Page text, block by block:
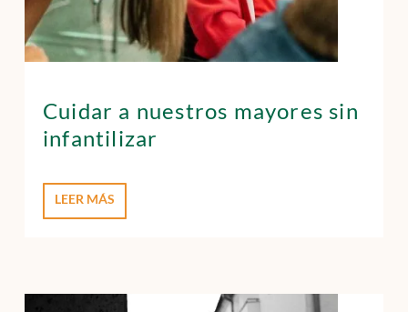
Cuidar a nuestros mayores sin
infantilizar
LEER MÁS